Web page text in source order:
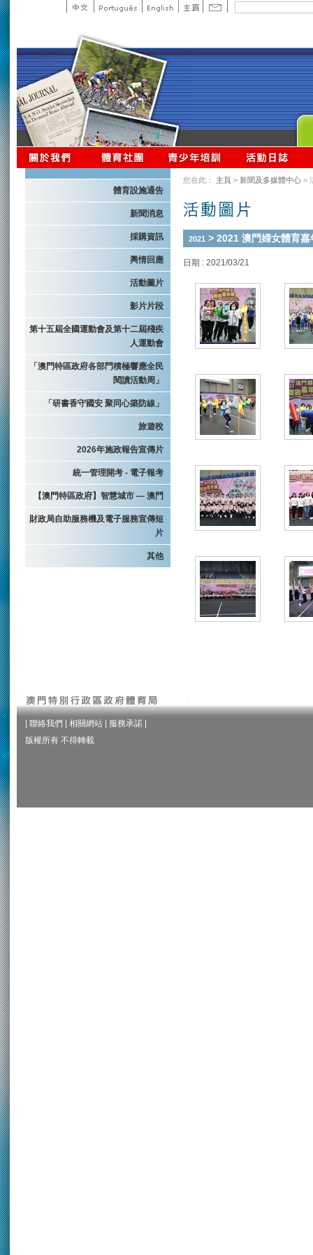
體育設施通告
新聞消息
採購資訊
輿情回應
活動圖片
影片片段
第十五屆全國運動會及第十二屆殘疾
人運動會
「澳門特區政府各部門積極響應全民
閱讀活動周」
「研書香守國安 聚同心築防線」
旅遊稅
2026年施政報告宣傳片
統一管理開考 - 電子報考
【澳門特區政府】智慧城市 — 澳門
財政局自助服務機及電子服務宣傳短
片
其他
您在此： 主頁 > 新聞及多媒體中心 >
2021 > 2021 澳門婦女體育嘉
日期 : 2021/03/21
聯絡我們 相關網站 服務承諾
版權所有 不得轉載